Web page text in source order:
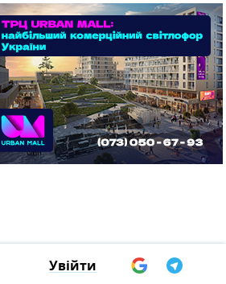
Увійти